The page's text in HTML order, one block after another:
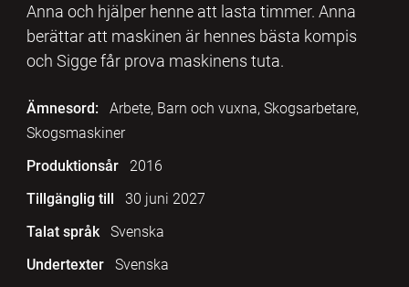
Anna och hjälper henne att lasta timmer. Anna
berättar att maskinen är hennes bästa kompis
och Sigge får prova maskinens tuta.
Ämnesord:
Arbete, Barn och vuxna, Skogsarbetare,
Skogsmaskiner
Produktionsår
2016
Tillgänglig till
30 juni 2027
Talat språk
Svenska
Undertexter
Svenska